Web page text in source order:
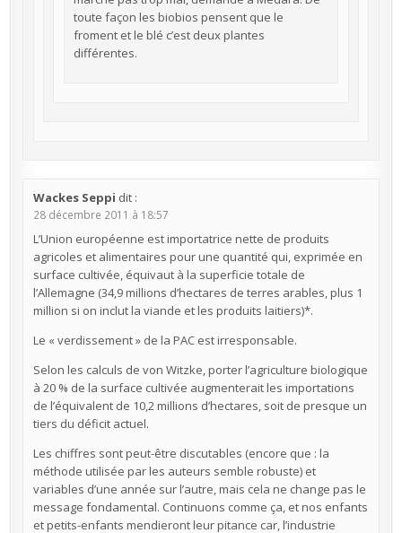
toute façon les biobios pensent que le
froment et le blé c’est deux plantes
différentes.
Wackes Seppi dit :
28 décembre 2011 à 18:57
L’Union européenne est importatrice nette de produits
agricoles et alimentaires pour une quantité qui, exprimée en
surface cultivée, équivaut à la superficie totale de
l’Allemagne (34,9 millions d’hectares de terres arables, plus 1
million si on inclut la viande et les produits laitiers)*.
Le « verdissement » de la PAC est irresponsable.
Selon les calculs de von Witzke, porter l’agriculture biologique
à 20 % de la surface cultivée augmenterait les importations
de l’équivalent de 10,2 millions d’hectares, soit de presque un
tiers du déficit actuel.
Les chiffres sont peut-être discutables (encore que : la
méthode utilisée par les auteurs semble robuste) et
variables d’une année sur l’autre, mais cela ne change pas le
message fondamental. Continuons comme ça, et nos enfants
et petits-enfants mendieront leur pitance car, l’industrie